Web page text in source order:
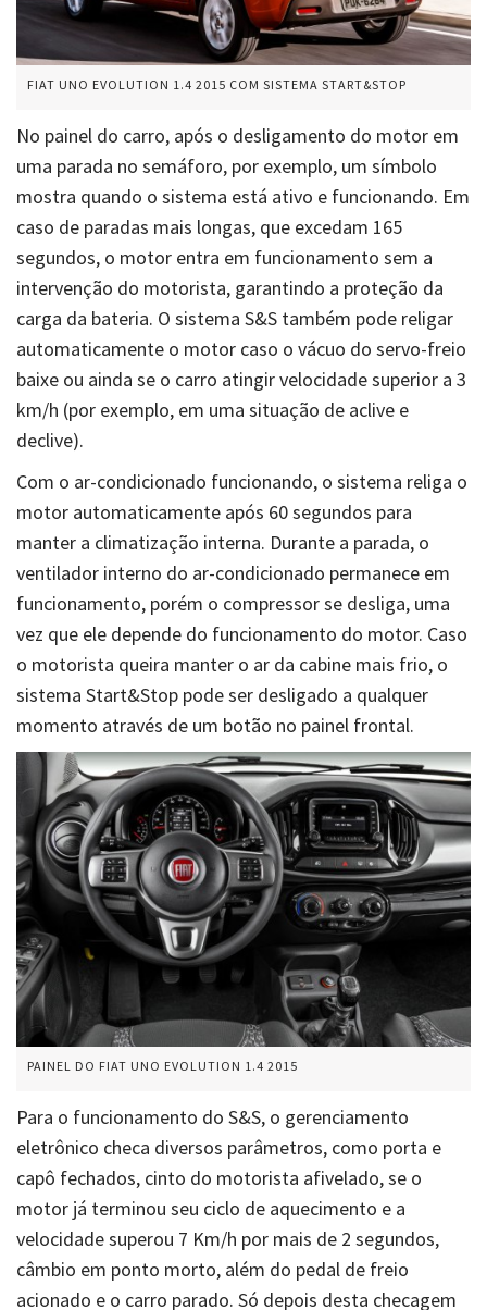
FIAT UNO EVOLUTION 1.4 2015 COM SISTEMA START&STOP
No painel do carro, após o desligamento do motor em
uma parada no semáforo, por exemplo, um símbolo
mostra quando o sistema está ativo e funcionando. Em
caso de paradas mais longas, que excedam 165
segundos, o motor entra em funcionamento sem a
intervenção do motorista, garantindo a proteção da
carga da bateria. O sistema S&S também pode religar
automaticamente o motor caso o vácuo do servo-freio
baixe ou ainda se o carro atingir velocidade superior a 3
km/h (por exemplo, em uma situação de aclive e
declive).
Com o ar-condicionado funcionando, o sistema religa o
motor automaticamente após 60 segundos para
manter a climatização interna. Durante a parada, o
ventilador interno do ar-condicionado permanece em
funcionamento, porém o compressor se desliga, uma
vez que ele depende do funcionamento do motor. Caso
o motorista queira manter o ar da cabine mais frio, o
sistema Start&Stop pode ser desligado a qualquer
momento através de um botão no painel frontal.
PAINEL DO FIAT UNO EVOLUTION 1.4 2015
Para o funcionamento do S&S, o gerenciamento
eletrônico checa diversos parâmetros, como porta e
capô fechados, cinto do motorista afivelado, se o
motor já terminou seu ciclo de aquecimento e a
velocidade superou 7 Km/h por mais de 2 segundos,
câmbio em ponto morto, além do pedal de freio
acionado e o carro parado. Só depois desta checagem